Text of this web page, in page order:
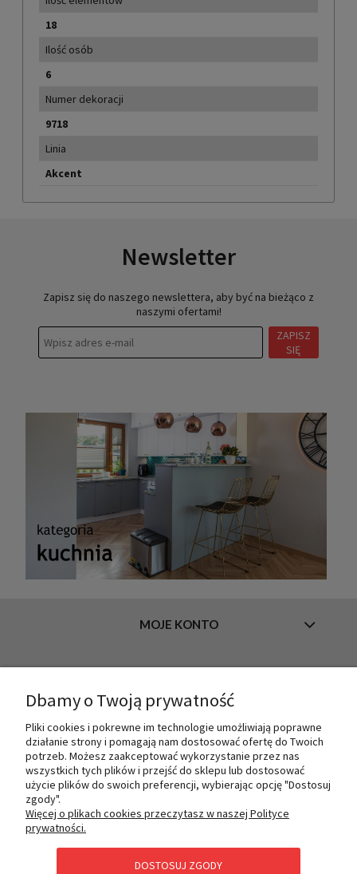
18
Ilość osób
6
Numer dekoracji
9718
Linia
Akcent
Newsletter
Zapisz się do naszego newslettera, aby być na bieżąco z
naszymi ofertami!
ZAPISZ
SIĘ
MOJE KONTO
O NAS
PŁATNOŚCI I DOSTAWA
Dbamy o Twoją prywatność
Pliki cookies i pokrewne im technologie umożliwiają poprawne
działanie strony i pomagają nam dostosować ofertę do Twoich
potrzeb. Możesz zaakceptować wykorzystanie przez nas
wszystkich tych plików i przejść do sklepu lub dostosować
użycie plików do swoich preferencji, wybierając opcję "Dostosuj
zgody".
Więcej o plikach cookies przeczytasz w naszej Polityce
prywatności.
DOSTOSUJ ZGODY